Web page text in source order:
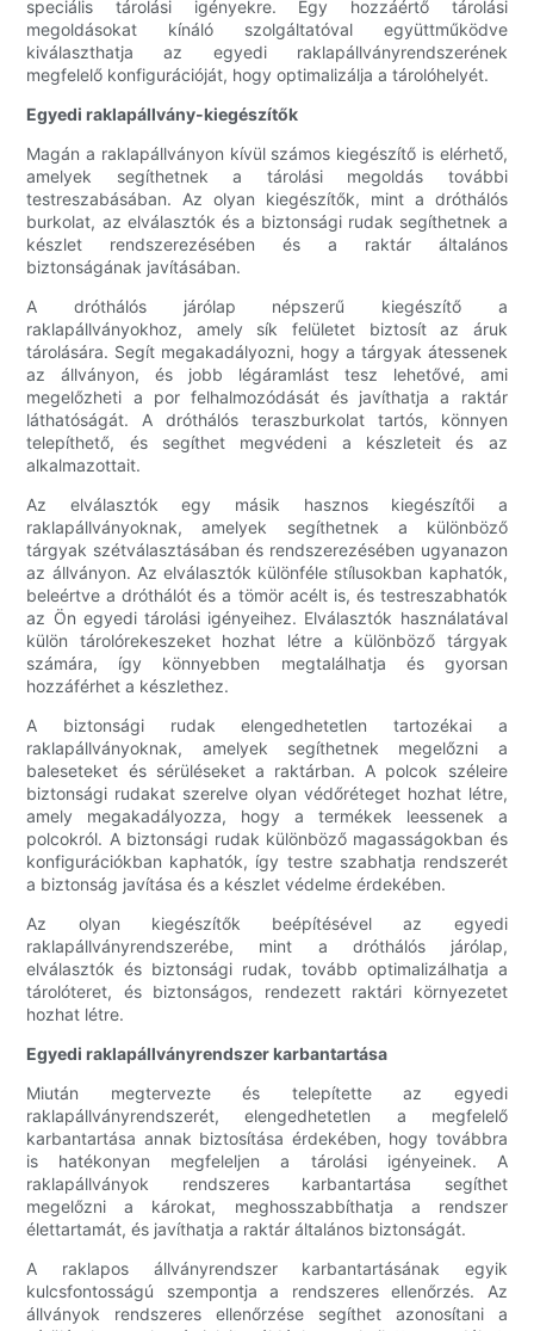
speciális tárolási igényekre. Egy hozzáértő tárolási
megoldásokat kínáló szolgáltatóval együttműködve
kiválaszthatja az egyedi raklapállványrendszerének
megfelelő konfigurációját, hogy optimalizálja a tárolóhelyét.
Egyedi raklapállvány-kiegészítők
Magán a raklapállványon kívül számos kiegészítő is elérhető,
amelyek segíthetnek a tárolási megoldás további
testreszabásában. Az olyan kiegészítők, mint a dróthálós
burkolat, az elválasztók és a biztonsági rudak segíthetnek a
készlet rendszerezésében és a raktár általános
biztonságának javításában.
A dróthálós járólap népszerű kiegészítő a
raklapállványokhoz, amely sík felületet biztosít az áruk
tárolására. Segít megakadályozni, hogy a tárgyak átessenek
az állványon, és jobb légáramlást tesz lehetővé, ami
megelőzheti a por felhalmozódását és javíthatja a raktár
láthatóságát. A dróthálós teraszburkolat tartós, könnyen
telepíthető, és segíthet megvédeni a készleteit és az
alkalmazottait.
Az elválasztók egy másik hasznos kiegészítői a
raklapállványoknak, amelyek segíthetnek a különböző
tárgyak szétválasztásában és rendszerezésében ugyanazon
az állványon. Az elválasztók különféle stílusokban kaphatók,
beleértve a dróthálót és a tömör acélt is, és testreszabhatók
az Ön egyedi tárolási igényeihez. Elválasztók használatával
külön tárolórekeszeket hozhat létre a különböző tárgyak
számára, így könnyebben megtalálhatja és gyorsan
hozzáférhet a készlethez.
A biztonsági rudak elengedhetetlen tartozékai a
raklapállványoknak, amelyek segíthetnek megelőzni a
baleseteket és sérüléseket a raktárban. A polcok széleire
biztonsági rudakat szerelve olyan védőréteget hozhat létre,
amely megakadályozza, hogy a termékek leessenek a
polcokról. A biztonsági rudak különböző magasságokban és
konfigurációkban kaphatók, így testre szabhatja rendszerét
a biztonság javítása és a készlet védelme érdekében.
Az olyan kiegészítők beépítésével az egyedi
raklapállványrendszerébe, mint a dróthálós járólap,
elválasztók és biztonsági rudak, tovább optimalizálhatja a
tárolóteret, és biztonságos, rendezett raktári környezetet
hozhat létre.
Egyedi raklapállványrendszer karbantartása
Miután megtervezte és telepítette az egyedi
raklapállványrendszerét, elengedhetetlen a megfelelő
karbantartása annak biztosítása érdekében, hogy továbbra
is hatékonyan megfeleljen a tárolási igényeinek. A
raklapállványok rendszeres karbantartása segíthet
megelőzni a károkat, meghosszabbíthatja a rendszer
élettartamát, és javíthatja a raktár általános biztonságát.
A raklapos állványrendszer karbantartásának egyik
kulcsfontosságú szempontja a rendszeres ellenőrzés. Az
állványok rendszeres ellenőrzése segíthet azonosítani a